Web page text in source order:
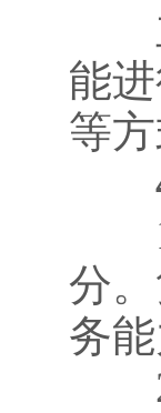
主
能
等
4
1
分
务
2